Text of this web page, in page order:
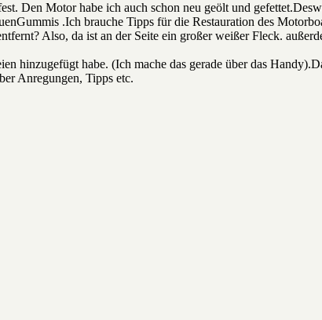
Den Motor habe ich auch schon neu geölt und
.Ich brauche Tipps für die Restauration des
Also, da ist an der Seite ein großer weißer Fleck.
hinzugefügt habe. (Ich mache das gerade über das
Anregungen, Tipps etc.